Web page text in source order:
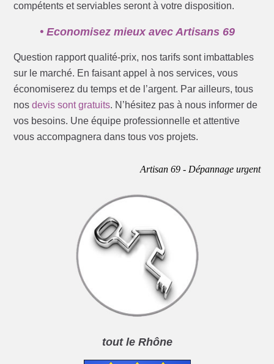
compétents et serviables seront à votre disposition.
• Economisez mieux avec Artisans 69
Question rapport qualité-prix, nos tarifs sont imbattables
sur le marché. En faisant appel à nos services, vous
économiserez du temps et de l’argent. Par ailleurs, tous
nosdevis sont gratuits. N’hésitez pas à nous informer de
vos besoins. Une équipe professionnelle et attentive
vous accompagnera dans tous vos projets.
Artisan 69 - Dépannage urgent
tout le Rhône